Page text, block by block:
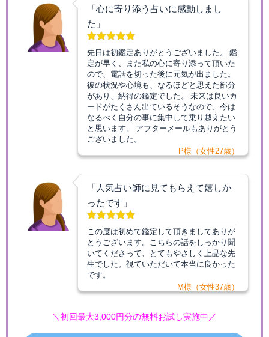
「心に寄り添う占いに感動しまし
た」
先日は初鑑定ありがとうございました。 鑑
定が早く、また私の心に寄り添って頂いた
ので、電話を切った後に元気が出ました。
彼の状況や心境も、なるほどと思えた部分
があり、納得の鑑定でした。 未来は良いカ
ードがたくさん出ているそうなので、今は
なるべく自分の事に集中して乗り越えたい
と思います。 アフターメールもありがとう
ございました。
P様（女性27歳）
「人気占い師に見てもらえて嬉しか
ったです」
この度は初めて鑑定して頂きましてありが
とうございます。こちらの話をしっかり聞
いてくださって、とてもやさしく上品な先
生でした。視ていただいて本当に良かった
です。
M様（女性37歳）
＼初回最大3,000円分の無料お試し実施中／